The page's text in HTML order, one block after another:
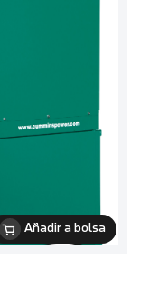
Añadir a bolsa